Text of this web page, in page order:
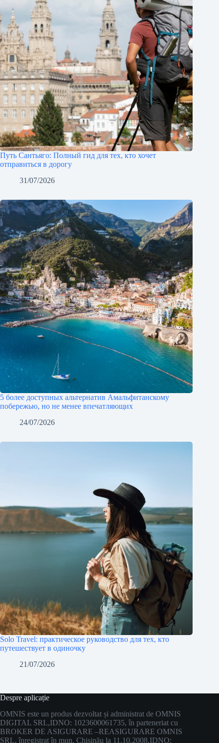
Путь Сантьяго: Полный гид для тех, кто хочет
отправиться в дорогу
31/07/2026
5 более доступных альтернатив Амальфитанскому
побережью, но не менее впечатляющих
24/07/2026
Solo Travel: практическое руководство для тех, кто
путешествует в одиночку
21/07/2026
Despre aplicație
OMNIS este un produs dezvoltat și administrat de OMNIS
DIGITAL SRL,IDNO: 1023600061735, în parteneriat cu
BROKER DE ASIGURARE –REASIGURARE OMNIS
SRL, înregistrat în mun. Chișinău la 11.10.2008,IDNO: